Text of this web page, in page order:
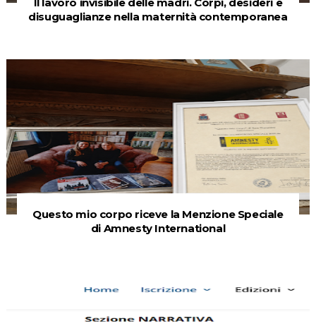
disuguaglianze nella maternità contemporanea
Questo mio corpo riceve la Menzione Speciale
di Amnesty International